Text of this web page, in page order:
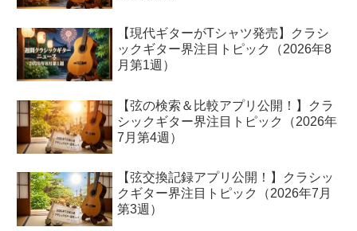
【現代ギターがTシャツ発売】クラシ
ックギター界注目トピック（2026年8
月第1週）
【弦の検索＆比較アプリ公開！】クラ
シックギター界注目トピック（2026年
7月第4週）
【弦交換記録アプリ公開！】クラシッ
クギター界注目トピック（2026年7月
第3週）